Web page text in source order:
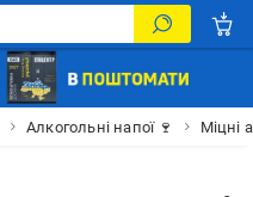
Алкогольні напої 🍷 Міцні